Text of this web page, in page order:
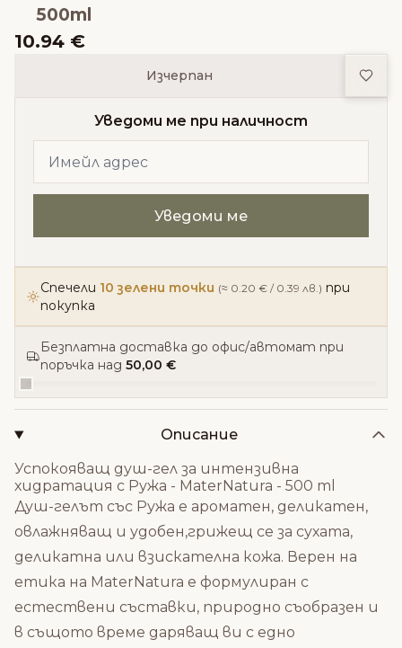
500ml
10.94 €
Изчерпан
Уведоми ме при наличност
Спечели 10 зелени точки (≈ 0.20 € / 0.39 лв.) при
покупка
Безплатна доставка до офис/автомат при
поръчка над 50,00 €
Описание
Успокояващ душ-гел за интензивна
хидратация с Ружа - MaterNatura - 500 ml
Душ-гелът със Ружа е ароматен, деликатен,
овлажняващ и удобен,грижещ се за сухата,
деликатна или взискателна кожа. Верен на
етика на MaterNatura е формулиран с
естествени съставки, природно съобразен и
в същото време даряващ ви с едно